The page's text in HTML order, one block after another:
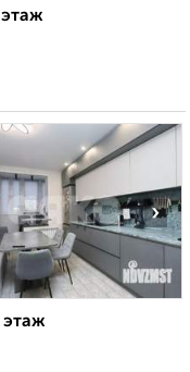
›
этаж